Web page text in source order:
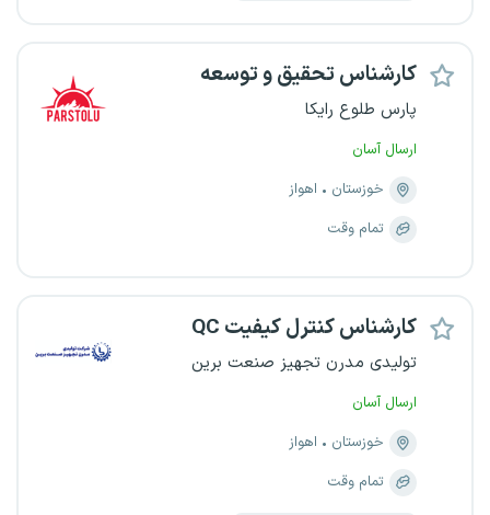
کارشناس تحقیق و توسعه
پارس طلوع رایکا
ارسال آسان
خوزستان
اهواز
تمام وقت
کارشناس کنترل کیفیت QC
تولیدی مدرن تجهیز صنعت برین
ارسال آسان
خوزستان
اهواز
تمام وقت